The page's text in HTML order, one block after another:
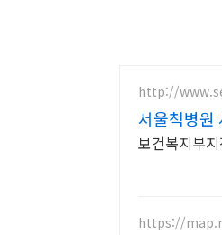
http://
서울척병원
보건복지부
https://